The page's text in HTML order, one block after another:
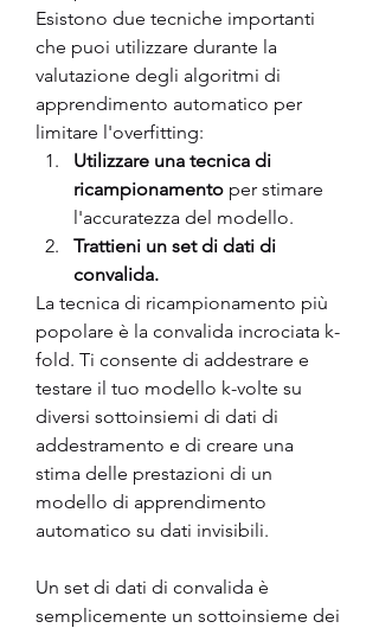
Esistono due tecniche importanti
che puoi utilizzare durante la
valutazione degli algoritmi di
apprendimento automatico per
limitare l'overfitting:
Utilizzare una tecnica di
ricampionamento per stimare
l'accuratezza del modello.
Trattieni un set di dati di
convalida.
La tecnica di ricampionamento più
popolare è la convalida incrociata k-
fold. Ti consente di addestrare e
testare il tuo modello k-volte su
diversi sottoinsiemi di dati di
addestramento e di creare una
stima delle prestazioni di un
modello di apprendimento
automatico su dati invisibili.
Un set di dati di convalida è
semplicemente un sottoinsieme dei